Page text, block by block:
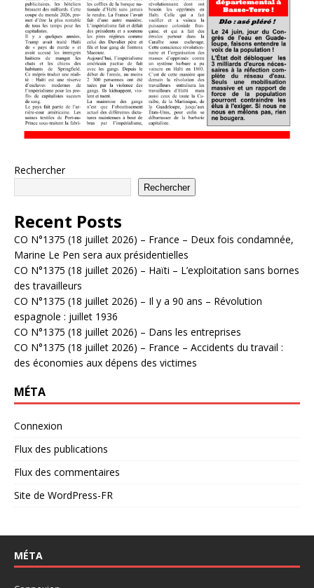
Rechercher
Rechercher
Recent Posts
CO N°1375 (18 juillet 2026) – France – Deux fois condamnée,
Marine Le Pen sera aux présidentielles
CO N°1375 (18 juillet 2026) – Haïti – L’exploitation sans bornes
des travailleurs
CO N°1375 (18 juillet 2026) – Il y a 90 ans – Révolution
espagnole : juillet 1936
CO N°1375 (18 juillet 2026) – Dans les entreprises
CO N°1375 (18 juillet 2026) – France – Accidents du travail :
des économies aux dépens des victimes
MÉTA
Connexion
Flux des publications
Flux des commentaires
Site de WordPress-FR
MÉTA